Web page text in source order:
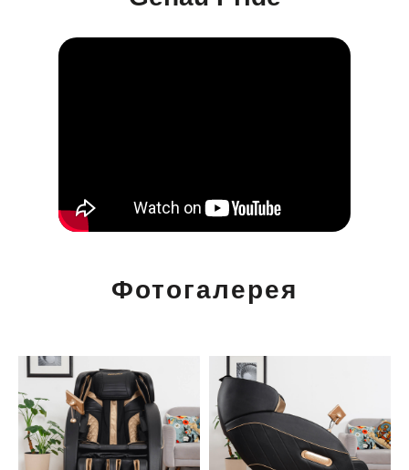
Фотогалерея